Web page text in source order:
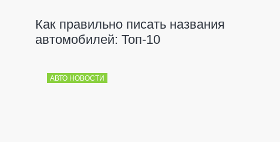
Как правильно писать названия
автомобилей: Топ-10
АВТО НОВОСТИ